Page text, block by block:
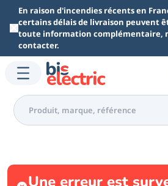
Aller au contenu principal
En raison d'incendies récents en
certains délais de livraison peuvent
toute information complémentaire,
contacter.
Une erreur est